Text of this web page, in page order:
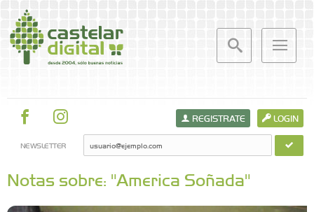
LOGIN
REGISTRATE
NEWSLETTER
Notas sobre: "America Soñada"